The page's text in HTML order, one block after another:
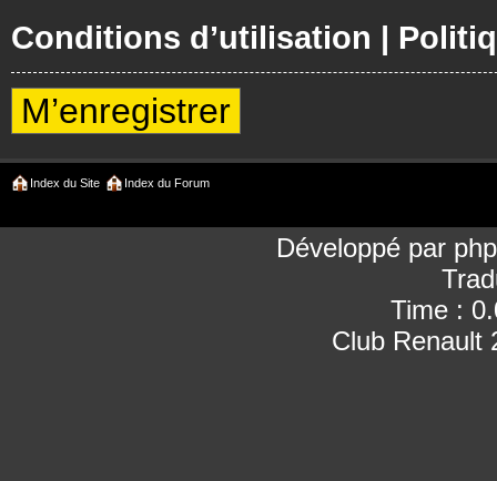
Conditions d’utilisation |
M’enregistrer
Index du Site Index du Forum
Développé par
Time :
Club Renault